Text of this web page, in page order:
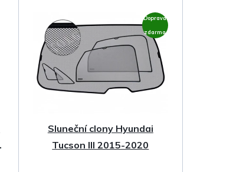
Doprava
zdarma
Sluneční clony Hyundai
Tucson III 2015-2020